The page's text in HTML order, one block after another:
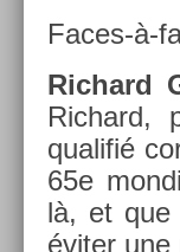
Faces-à-
Ric­hard
Ric­hard,
qualifié
65e
là, et que
éviter une